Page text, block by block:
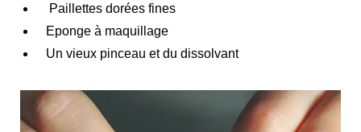
Paillettes dorées fines
Eponge à maquillage
Un vieux pinceau et du dissolvant